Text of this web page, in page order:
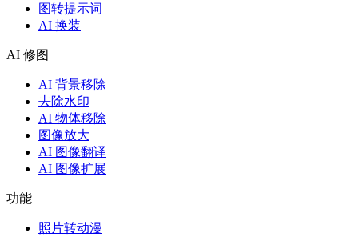
图转提示词
AI 换装
AI 修图
AI 背景移除
去除水印
AI 物体移除
图像放大
AI 图像翻译
AI 图像扩展
功能
照片转动漫